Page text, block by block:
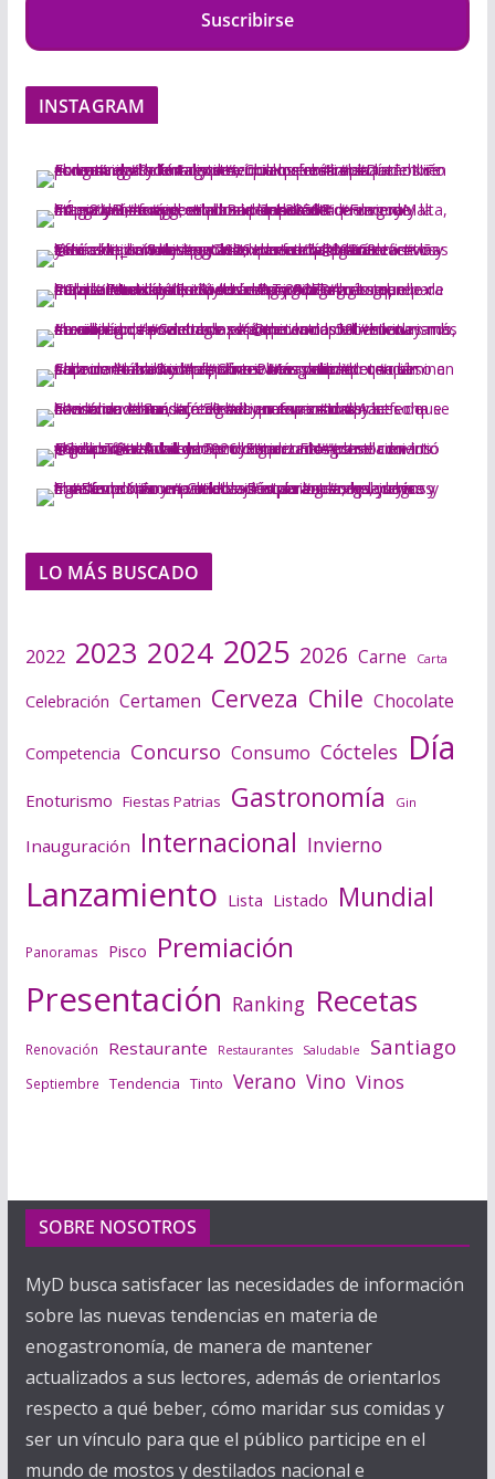
Suscribirse
INSTAGRAM
LO MÁS BUSCADO
2022 2023 2024 2025 2026 Carne Carta
Celebración Certamen Cerveza Chile Chocolate
Competencia Concurso Consumo Cócteles Día
Enoturismo Fiestas Patrias Gastronomía Gin
Inauguración Internacional Invierno
Lanzamiento Lista Listado Mundial
Panoramas Pisco Premiación
Presentación Ranking Recetas
Renovación Restaurante Restaurantes Saludable Santiago
Septiembre Tendencia Tinto Verano Vino Vinos
SOBRE NOSOTROS
MyD busca satisfacer las necesidades de información
sobre las nuevas tendencias en materia de
enogastronomía, de manera de mantener
actualizados a sus lectores, además de orientarlos
respecto a qué beber, cómo maridar sus comidas y
ser un vínculo para que el público participe en el
mundo de mostos y destilados nacional e